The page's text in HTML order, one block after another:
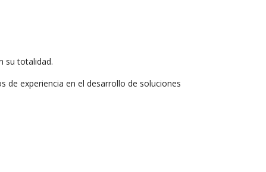
su totalidad.
de experiencia en el desarrollo de soluciones